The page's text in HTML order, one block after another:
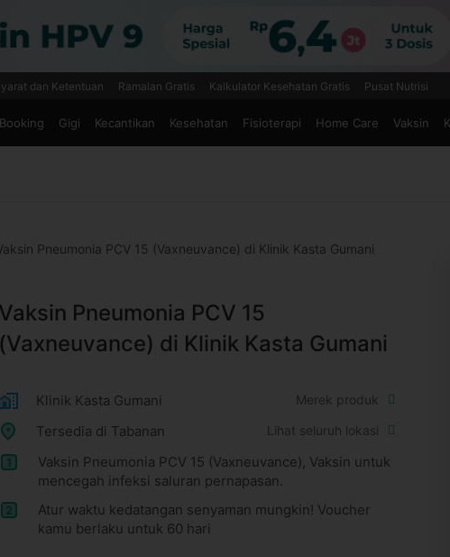
dan Ketentuan Ramalan Gratis Kalkulator Kesehatan Gratis Pusat Nutrisi
Gigi Kecantikan Kesehatan Fisioterapi Home Care Vaksin
Pneumonia PCV 15 (Vaxneuvance) di Klinik Kasta Gumani
Vaksin Pneumonia PCV 15
(Vaxneuvance) di Klinik Kasta Gumani
Klinik Kasta Gumani Merek produk
Tersedia di Tabanan Lihat seluruh lokasi
1
Vaksin Pneumonia PCV 15 (Vaxneuvance), Vaksin untuk
mencegah infeksi saluran pernapasan.
2
Atur waktu kedatangan senyaman mungkin! Voucher
kamu berlaku untuk 60 hari